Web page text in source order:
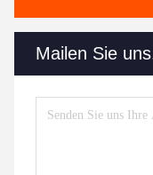
Mailen Sie